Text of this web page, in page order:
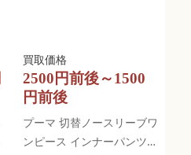
2500円前後～1500
円前後
プーマ 切替ノースリーブワ
ンピース インナーパンツ付